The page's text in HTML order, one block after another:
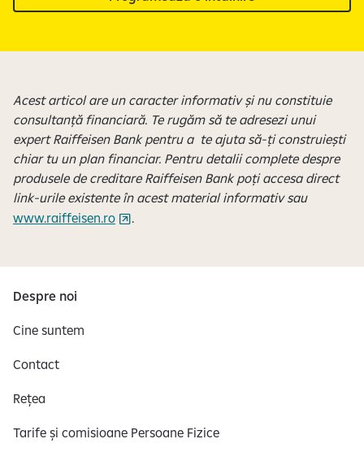
Acest articol are un caracter informativ și nu constituie
consultanță financiară. Te rugăm să te adresezi unui
expert Raiffeisen Bank pentru a te ajuta să-ți construiești
chiar tu un plan financiar. Pentru detalii complete despre
produsele de creditare Raiffeisen Bank poți accesa direct
link-urile existente în acest material informativ sau
www.raiffeisen.ro
.
Despre noi
Cine suntem
Contact
Rețea
Tarife și comisioane Persoane Fizice